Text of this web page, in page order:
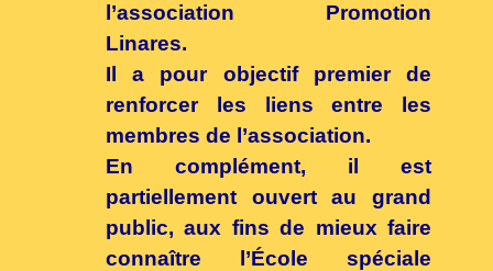
l’association Promotion
Linares.
Il a pour objectif premier de
renforcer les liens entre les
membres de l’association.
En complément, il est
partiellement ouvert au grand
public, aux fins de mieux faire
connaître l’École spéciale